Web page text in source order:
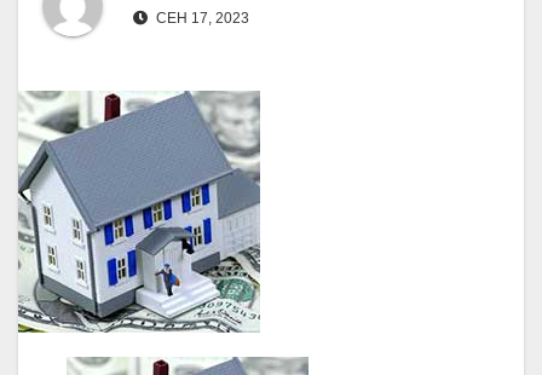
СЕН 17, 2023